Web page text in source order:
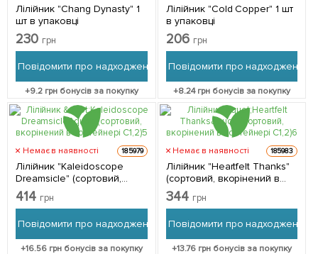
Лілійник "Chang Dynasty" 1
шт в упаковці
230 грн
Повідомити про надходження
+9.2 грн бонусів за покупку
Лілійник "Cold Copper" 1 шт
в упаковці
206 грн
Повідомити про надходження
+8.24грн бонусів за покупку
Немає в наявності 185979
Лілійник "Kaleidoscope
Dreamsicle" (сортовий,
вкорінений в контейнері
С1,2) 1 саджанець в
414 грн
Повідомити про надходження
+16.56грн бонусів за покупку
Немає в наявності 185983
Лілійник "Heartfelt Thanks"
(сортовий, вкорінений в
контейнері С1,2) 1
саджанець в упаковці
344 грн
Повідомити про надходження
+13.76 грн бонусів за покупку